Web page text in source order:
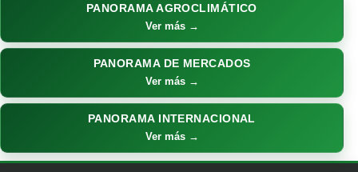
PANORAMA AGROCLIMÁTICO
Ver más →
PANORAMA DE MERCADOS
Ver más →
PANORAMA INTERNACIONAL
Ver más →